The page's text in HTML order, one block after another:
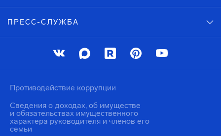
ПРЕСС-СЛУЖБА
Противодействие коррупции
Сведения о доходах, об имуществе
и обязательствах имущественного
характера руководителя и членов его
семьи